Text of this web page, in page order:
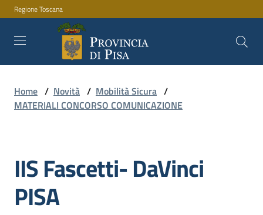
Vai al contenuto
Vai alla navigazione
Vai al footer
Regione Toscana
Amministrazione
Novità
Home / Novità / Mobilità Sicura /
MATERIALI CONCORSO COMUNICAZIONE
IIS Fascetti- DaVinci
PISA